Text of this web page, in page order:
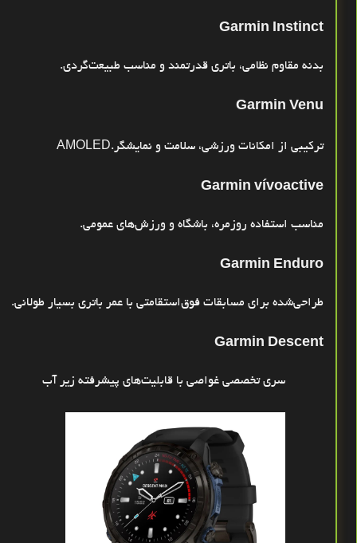
Garmin Instinct
بدنه مقاوم نظامی، باتری قدرتمند و مناسب طبیعت‌گردی.
Garmin Venu
ترکیبی از امکانات ورزشی، سلامت و نمایشگر AMOLED.
Garmin vívoactive
مناسب استفاده روزمره، باشگاه و ورزش‌های عمومی.
Garmin Enduro
طراحی‌شده برای مسابقات فوق‌استقامتی با عمر باتری بسیار طولانی.
Garmin Descent
سری تخصصی غواصی با قابلیت‌های پیشرفته زیر آب